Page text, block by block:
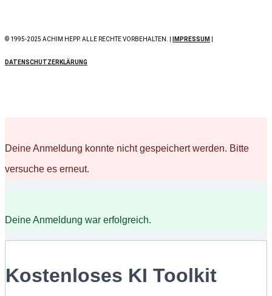
© 1995-2025 ACHIM HEPP. ALLE RECHTE VORBEHALTEN. | IMPRESSUM
DATENSCHUTZERKLÄRUNG
Deine Anmeldung konnte nicht gespeichert werden. Bitte
versuche es erneut.
Deine Anmeldung war erfolgreich.
Kostenloses KI Toolkit